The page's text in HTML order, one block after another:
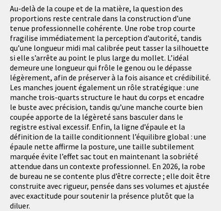
Au-delà de la coupe et de la matière, la question des
proportions reste centrale dans la construction d’une
tenue professionnelle cohérente. Une robe trop courte
fragilise immédiatement la perception d’autorité, tandis
qu’une longueur midi mal calibrée peut tasser la silhouette
si elle s’arrête au point le plus large du mollet. L’idéal
demeure une longueur qui frôle le genou ou le dépasse
légèrement, afin de préserver à la fois aisance et crédibilité.
Les manches jouent également un rôle stratégique : une
manche trois-quarts structure le haut du corps et encadre
le buste avec précision, tandis qu’une manche courte bien
coupée apporte de la légèreté sans basculer dans le
registre estival excessif. Enfin, la ligne d’épaule et la
définition de la taille conditionnent l’équilibre global : une
épaule nette affirme la posture, une taille subtilement
marquée évite l’effet sac tout en maintenant la sobriété
attendue dans un contexte professionnel. En 2026, la robe
de bureau ne se contente plus d’être correcte ; elle doit être
construite avec rigueur, pensée dans ses volumes et ajustée
avec exactitude pour soutenir la présence plutôt que la
diluer.